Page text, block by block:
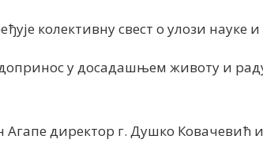
колективну свест о улози
у досадашњем животу и
директор г. Душко Ковачевић